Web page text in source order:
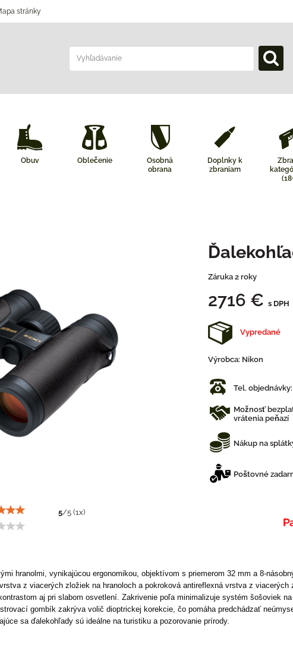
stránky
Obuv Oblečenie
Osobná
obrana
Doplnky k
zbraniam
5/5 (1x)
Záruka 2 roky
2716 € s DPH
Vypredané
Výrobca: Nikon
Tel. objednávky:
Možnosť
vrátenia peňazí
Nákup na
Poštovné
hranolmi, vynikajúcou ergonomikou, objektívom s priemerom 32 mm a 8-
z viacerých zložiek na hranoloch a pokroková antireflexná vrstva z
aj pri slabom osvetlení. Zakrivenie poľa minimalizuje systém šošoviek
gombík zakrýva volič dioptrickej korekcie, čo pomáha predchádzať
sa ďalekohľady sú ideálne na turistiku a pozorovanie prírody.